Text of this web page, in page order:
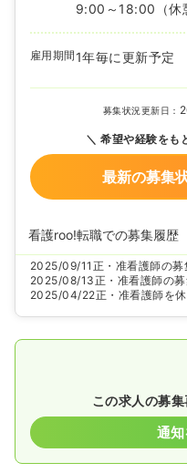
9:00～18:00
（
雇用期間 1年毎に更新予定
募集状況更新日：
希望や経験をも
最新の募集
看護roo!転職での募集履歴
2025/09/11 正・准看護師の募
2025/08/13正・准看護師の
2025/04/22正・准看護師を
この求人の募
通